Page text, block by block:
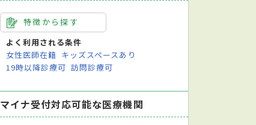
特徴から探す
よく利用される条件
女性医師在籍 キッズスペースあり
19時以降診療可 訪問診療可
マイナ受付対応可能な医療機関